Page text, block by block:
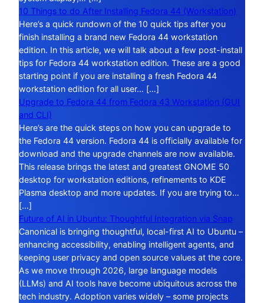
10 Things to do After Installing Fedora 44 (Workstation)
Here’s a quick rundown of the 10 quick tips after you
finish installing a brand new Fedora 44 workstation
edition. In this article, we will talk about a few post-install
tips for Fedora 44 workstation edition. These are a good
starting point if you are installing a fresh Fedora 44
workstation edition for all user… […]
Upgrade to Fedora 44 from Fedora 43 Workstation (GUI
and CLI)
Here’s are the quick steps on how you can upgrade to
the Fedora 44 version. Fedora 44 is officially available for
download and the upgrade channels are now available.
This release brings the latest and greatest GNOME 50
desktop for workstation editions, refinements to KDE
Plasma desktop and more updates. If you are trying to…
[…]
Future of AI in Ubuntu: Thoughtful Integration via Snap
Canonical is bringing thoughtful, local-first AI to Ubuntu –
enhancing accessibility, enabling intelligent agents, and
keeping user privacy and open source values at the core.
As we move through 2026, large language models
(LLMs) and AI tools have become ubiquitous across the
tech industry. Adoption varies widely – some projects